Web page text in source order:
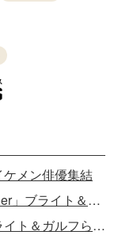
ケメン俳優集結
【写真】タイ発の人気BLドラマ「2gether」ブライト＆ウィン、密着2ショット
【写真】山下智久、タイの人気俳優ブライト＆ガルフらとの食事会公開